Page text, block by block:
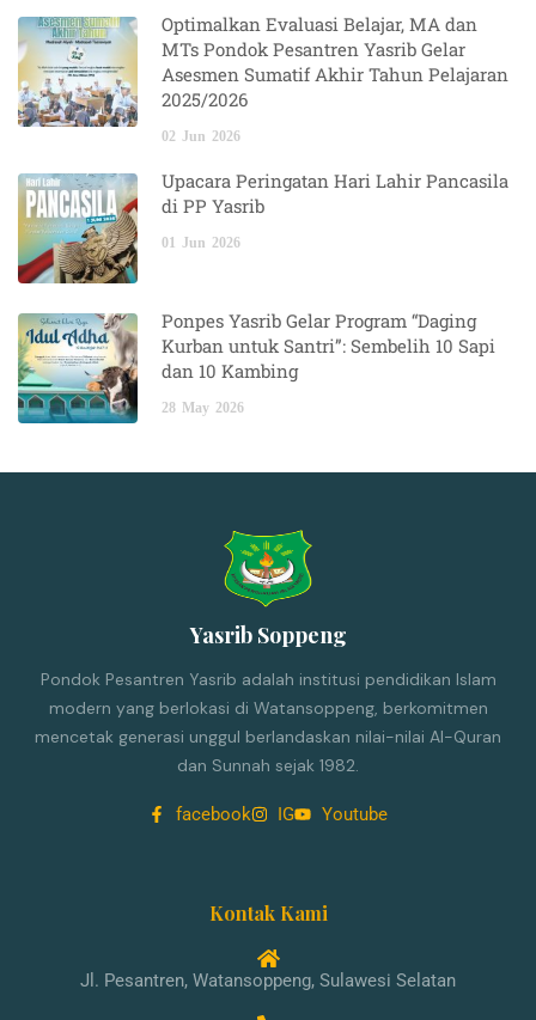
Optimalkan Evaluasi Belajar, MA dan
MTs Pondok Pesantren Yasrib Gelar
Asesmen Sumatif Akhir Tahun Pelajaran
2025/2026
02 Jun 2026
Upacara Peringatan Hari Lahir Pancasila
di PP Yasrib
01 Jun 2026
Ponpes Yasrib Gelar Program “Daging
Kurban untuk Santri”: Sembelih 10 Sapi
dan 10 Kambing
28 May 2026
Yasrib Soppeng
Pondok Pesantren Yasrib adalah institusi pendidikan Islam
modern yang berlokasi di Watansoppeng, berkomitmen
mencetak generasi unggul berlandaskan nilai-nilai Al-Quran
dan Sunnah sejak 1982.
facebook IG Youtube
Kontak Kami
Jl. Pesantren, Watansoppeng, Sulawesi Selatan